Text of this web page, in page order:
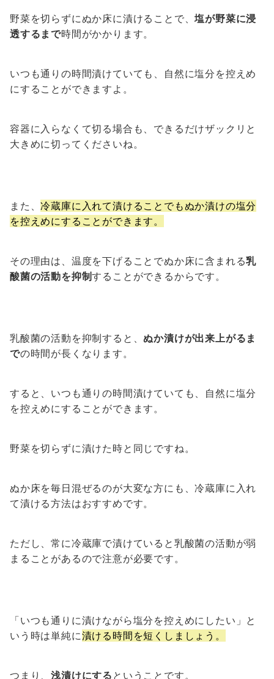
野菜を切らずにぬか床に漬けることで、塩が野菜に浸
透するまで時間がかかります。
いつも通りの時間漬けていても、自然に塩分を控えめ
にすることができますよ。
容器に入らなくて切る場合も、できるだけザックリと
大きめに切ってくださいね。
また、冷蔵庫に入れて漬けることでもぬか漬けの塩分
を控えめにすることができます。
その理由は、温度を下げることでぬか床に含まれる乳
酸菌の活動を抑制することができるからです。
乳酸菌の活動を抑制すると、ぬか漬けが出来上がるま
での時間が長くなります。
すると、いつも通りの時間漬けていても、自然に塩分
を控えめにすることができます。
野菜を切らずに漬けた時と同じですね。
ぬか床を毎日混ぜるのが大変な方にも、冷蔵庫に入れ
て漬ける方法はおすすめです。
ただし、常に冷蔵庫で漬けていると乳酸菌の活動が弱
まることがあるので注意が必要です。
「いつも通りに漬けながら塩分を控えめにしたい」と
いう時は単純に漬ける時間を短くしましょう。
つまり、浅漬けにする ということです。